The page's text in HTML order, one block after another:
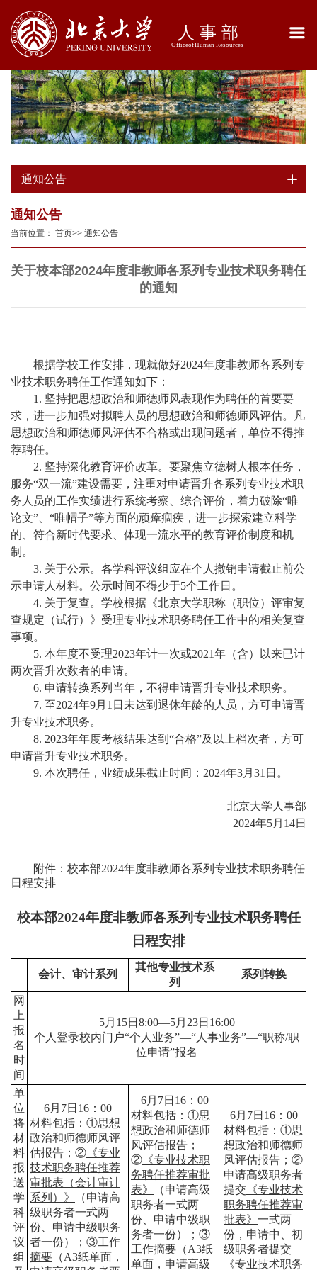
通知公告
通知公告
当前位置： 首页>> 通知公告
关于校本部2024年度非教师各系列专业技术职务聘任
的通知
根据学校工作安排，现就做好2024年度非教师各系列专
业技术职务聘任工作通知如下：
1. 坚持把思想政治和师德师风表现作为聘任的首要要
求，进一步加强对拟聘人员的思想政治和师德师风评估。凡
思想政治和师德师风评估不合格或出现问题者，单位不得推
荐聘任。
2. 坚持深化教育评价改革。要聚焦立德树人根本任务，
服务“双一流”建设需要，注重对申请晋升各系列专业技术职
务人员的工作实绩进行系统考察、综合评价，着力破除“唯
论文”、“唯帽子”等方面的顽瘴痼疾，进一步探索建立科学
的、符合新时代要求、体现一流水平的教育评价制度和机
制。
3. 关于公示。各学科评议组应在个人撤销申请截止前公
示申请人材料。公示时间不得少于5个工作日。
4. 关于复查。学校根据《北京大学职称（职位）评审复
查规定（试行）》受理专业技术职务聘任工作中的相关复查
事项。
5. 本年度不受理2023年计一次或2021年（含）以来已计
两次晋升次数者的申请。
6. 申请转换系列当年，不得申请晋升专业技术职务。
7. 至2024年9月 1 日未达到退休年龄的人员，方可申请晋
升专业技术职务。
8. 2023年年度考核结果达到“合格”及以上档次者，方可
申请晋升专业技术职务。
9. 本次聘任，业绩成果截止时间： 2024年3月 31 日。
北京大学人事部
2024年5月14日
附件：校本部2024年度非教师各系列专业技术职务聘任
日程安排
校本部2024年度非教师各系列专业技术职务聘任
日程安排
会计、审计系列
其他专业技术系
列
系列转换
网
上
报
名
时
间
5月 15日 8:00—5月 23日 16:00
个人登录校内门户“个人业务”—“人事业务”—“职称/职
位申请”报名
单
位
将
材
料
报
送
学
科
评
议
组
6月 7日 16 ： 00
材料包括：①思想
政治和师德师风评
估报告；② 《专业
技术职务聘任推荐
审批表（会计审计
系列）》
（申请高
级职务者一式两
份、申请中级职务
者一份）；③工作
摘要 （A3纸单面，
6月 7日 16 ： 00
材料包括：①思
想政治和师德师
风评估报告；
② 《专业技术职
务聘任推荐审批
表》
（申请高级
职务者一式两
份、申请中级职
务者一份）；③
工作摘要 （A3纸
单面，申请高级
6月 7日 16： 00
材料包括：①思
想政治和师德师
风评估报告；②
申请高级职务者
提交 《专业技术
职务聘任推荐审
批表》 一式两
份，申请中、初
级职务者提交
《专业技术职务